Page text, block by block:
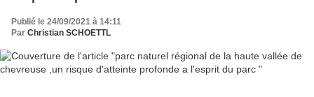
Publié le 24/09/2021 à 14:11
Par Christian SCHOETTL